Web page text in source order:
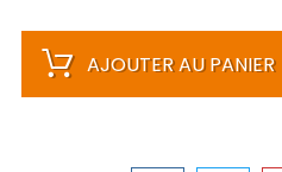
AJOUTER AU PANIER